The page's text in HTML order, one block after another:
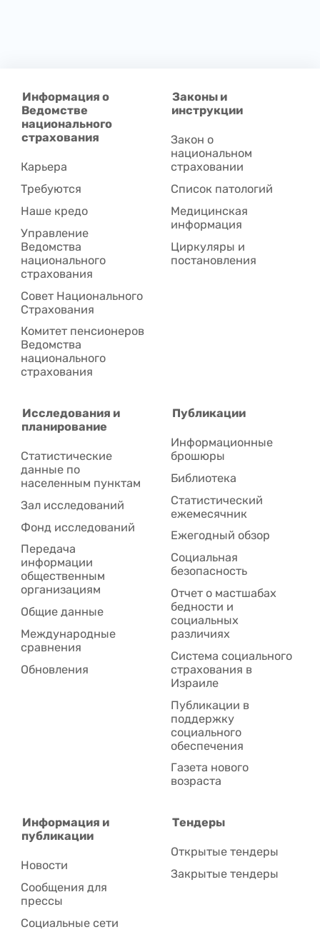
Информация о
Ведомстве
национального
страхования
Карьера
Требуются
Наше кредо
Управление
Ведомства
национального
страхования
Совет Национального
Cтрахования
Комитет пенсионеров
Ведомства
национального
страхования
Законы и
инструкции
Закон о
национальном
страховании
Список патологий
Медицинская
информация
Циркуляры и
постановления
Исследования и
планирование
Статистические
данные по
населенным пунктам
Зал исследований
Фонд исследований
Передача
информации
общественным
организациям
Общие данные
Международные
сравнения
Обновления
Публикации
Информационные
брошюры
Библиотека
Статистический
ежемесячник
Ежегодный обзор
Социальная
безопасность
Отчет о мастшабах
бедности и
социальных
различиях
Система социального
страхования в
Израиле
Публикации в
поддержку
социального
обеспечения
Газета нового
возраста
Информация и
публикации
Новости
Сообщения для
прессы
Социальные сети
Тендеры
Открытые тендеры
Закрытые тендеры